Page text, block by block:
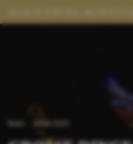
News 29.04.2025